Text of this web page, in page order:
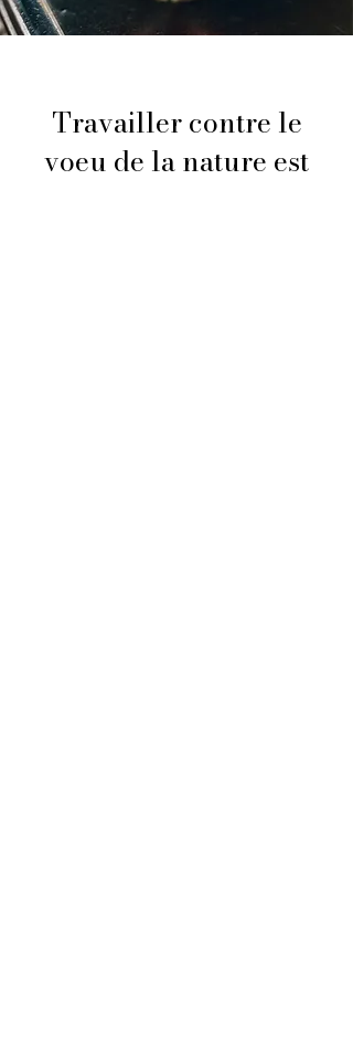
Travailler contre le
voeu de la nature est